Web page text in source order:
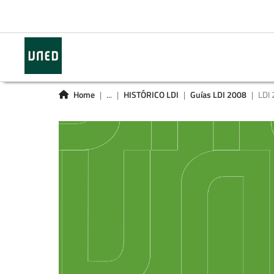
Home ... HISTÓRICO LDI Guías LDI 2008 LDI